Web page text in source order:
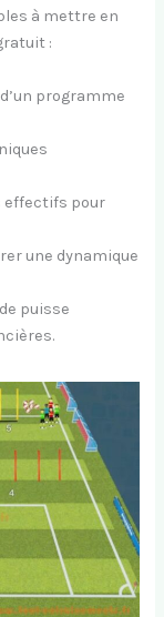
à mettre en
:
programme
effectifs pour
une dynamique
puisse